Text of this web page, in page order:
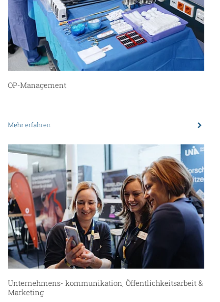
OP-Management
Mehr erfahren
Unternehmens- kommunikation, Öffentlichkeitsarbeit &
Marketing